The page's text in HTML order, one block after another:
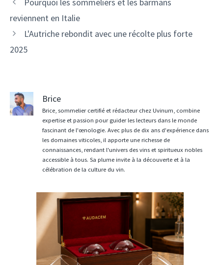
des
reviennent en Italie
L'Autriche rebondit avec une récolte plus forte
2025
Brice
Brice, sommelier certifié et rédacteur chez Uvinum, combine
expertise et passion pour guider les lecteurs dans le monde
fascinant de l'œnologie. Avec plus de dix ans d'expérience dans
les domaines viticoles, il apporte une richesse de
connaissances, rendant l'univers des vins et spiritueux nobles
accessible à tous. Sa plume invite à la découverte et à la
célébration de la culture du vin.